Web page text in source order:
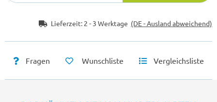
Lieferzeit: 2 - 3 Werktage (DE - Ausland abweichend)
Fragen Wunschliste Vergleichsliste